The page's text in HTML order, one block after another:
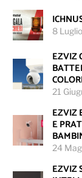
8
EZVIZ
21
EZVIZ
E
24
EZVIZ